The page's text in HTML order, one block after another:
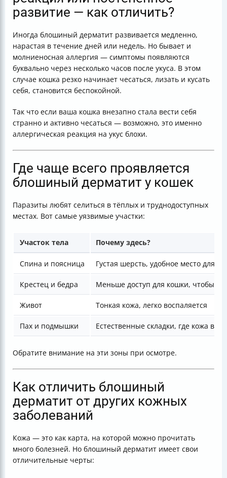
развитие — как отличить?
Иногда блошиный дерматит развивается медленно,
нарастая в течение дней или недель. Но бывает и
молниеносная аллергия — симптомы появляются
буквально через несколько часов после укуса. В этом
случае кошка резко начинает чесаться, лизать и кусать
себя, становится беспокойной.
Так что если ваша кошка внезапно стала вести себя
странно и активно чесаться — возможно, это именно
аллергическая реакция на укус блохи.
Где чаще всего проявляется
блошиный дерматит у кошек
Паразиты любят селиться в тёплых и труднодоступных
местах. Вот самые уязвимые участки:
Участок тела Почему здесь?
Спина и поясница Густая шерсть, удобное место для
Крестец и бедра Меньше доступ для кошки, чтобы
Живот Тонкая кожа, легко воспаляется
Пах и подмышки Естественные складки, где кожа
Обратите внимание на эти зоны при осмотре.
Как отличить блошиный
дерматит от других кожных
заболеваний
Кожа — это как карта, на которой можно прочитать
много болезней. Но блошиный дерматит имеет свои
отличительные черты: